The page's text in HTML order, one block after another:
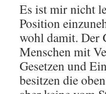
Es ist mir nicht
Position
wohl damit. Der
Menschen mit
Gesetzen und
besitzen die